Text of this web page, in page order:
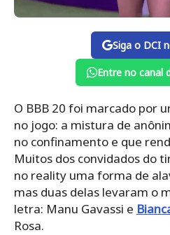
Siga o DCI
Entre no canal
O BBB 20 foi marcado por
no jogo: a mistura de
no confinamento e que
Muitos dos convidados do
no reality uma forma de
mas duas delas levaram o
letra: Manu Gavassi e
Rosa.